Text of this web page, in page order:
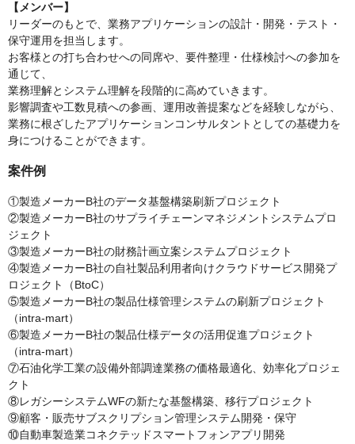
【メンバー】
リーダーのもとで、業務アプリケーションの設計・開発・テスト・
保守運用を担当します。
お客様との打ち合わせへの同席や、要件整理・仕様検討への参加を
通じて、
業務理解とシステム理解を段階的に高めていきます。
影響調査や工数見積への参画、運用改善提案などを経験しながら、
業務に根ざしたアプリケーションコンサルタントとしての基礎力を
身につけることができます。
案件例
①製造メーカーB社のデータ基盤構築刷新プロジェクト
②製造メーカーB社のサプライチェーンマネジメントシステムプロ
ジェクト
③製造メーカーB社の財務計画立案システムプロジェクト
④製造メーカーB社の自社製品利用者向けクラウドサービス開発プ
ロジェクト（BtoC）
⑤製造メーカーB社の製品仕様管理システムの刷新プロジェクト
（intra-mart）
⑥製造メーカーB社の製品仕様データの活用促進プロジェクト
（intra-mart）
⑦石油化学工業の設備外部調達業務の価格最適化、効率化プロジェ
クト
⑧レガシーシステムWFの新たな基盤構築、移行プロジェクト
⑨顧客・販売サブスクリプション管理システム開発・保守
⑩自動車製造業コネクテッドスマートフォンアプリ開発